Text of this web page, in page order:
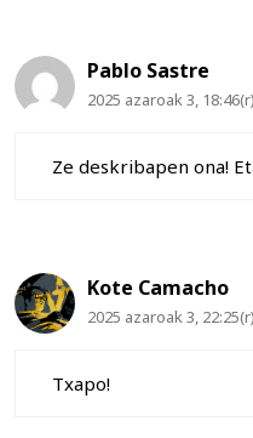
Pablo Sastre
2025 azaroak 3,
Ze deskribapen ona!
Kote Camacho
2025 azaroak 3,
Txapo!